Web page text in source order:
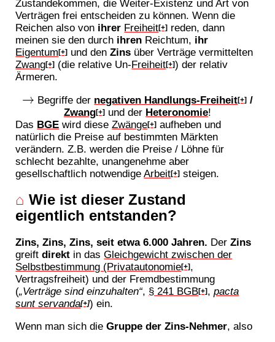
Zustandekommen, die Weiter-Existenz und Art von
Verträgen frei entscheiden zu können. Wenn die
Reichen also von ihrer Freiheit[+] reden, dann
meinen sie den durch ihren Reichtum, ihr
Eigentum[+] und denZins über Verträge vermittelten
Zwang[+] (die relative Un-Freiheit[+]) der relativ
Ärmeren.
→ Begriffe der negativen Handlungs-Freiheit[+] /
Zwang[+] und der Heteronomie!
Das BGE wird dieseZwänge[+] aufheben und
natürlich die Preise auf bestimmten Märkten
verändern. Z.B. werden die Preise / Löhne für
schlecht bezahlte, unangenehme aber
gesellschaftlich notwendigeArbeit[+] steigen.
⌂ Wie ist dieser Zustand
eigentlich entstanden?
Zins, Zins, Zins, seit etwa 6.000 Jahren. DerZins
greiftdirekt in dasGleichgewicht zwischen der
Selbstbestimmung (Privatautonomie[+] ,
Vertragsfreiheit) und der Fremdbestimmung
(„Verträge sind einzuhalten“, § 241 BGB[+] ,pacta
sunt servanda[+]) ein.
Wenn man sich dieGruppe der Zins-Nehmer, also